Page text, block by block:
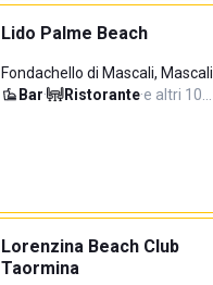
Lido Palme Beach
Fondachello di Mascali, Mascali
Bar· Ristorante·e altri 10…
Lorenzina Beach Club
Taormina